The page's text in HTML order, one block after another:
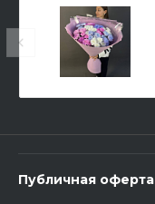
Публичная оферта